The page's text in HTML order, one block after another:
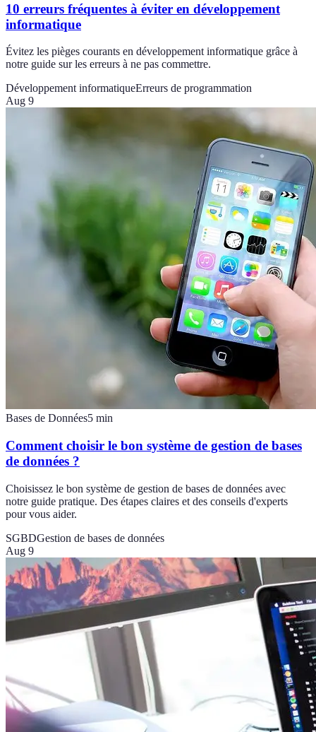
10 erreurs fréquentes à éviter en développement
informatique
Évitez les pièges courants en développement informatique grâce à
notre guide sur les erreurs à ne pas commettre.
Développement informatiqueErreurs de programmation
Aug 9
Bases de Données5 min
Comment choisir le bon système de gestion de bases
de données ?
Choisissez le bon système de gestion de bases de données avec
notre guide pratique. Des étapes claires et des conseils d'experts
pour vous aider.
SGBDGestion de bases de données
Aug 9